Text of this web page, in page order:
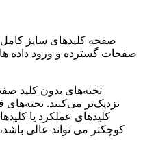
صفحه کلیدهای سایز
صفحات گسترده و ورود داده
تخته‌های بدون کلید
نزدیک‌تر می‌کنند.
کلیدهای عملکرد یا
کوچکتر می تواند عالی